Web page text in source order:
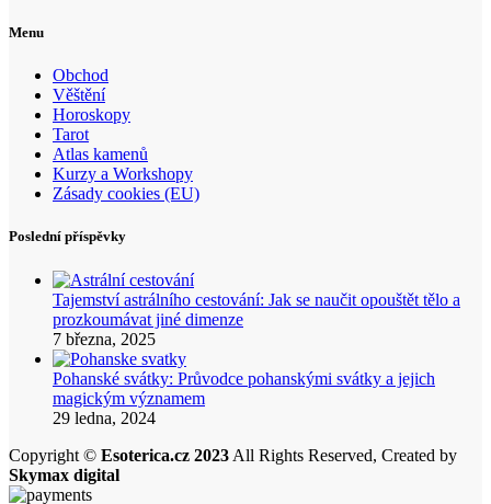
Menu
Obchod
Věštění
Horoskopy
Tarot
Atlas kamenů
Kurzy a Workshopy
Zásady cookies (EU)
Poslední příspěvky
Tajemství astrálního cestování: Jak se naučit opouštět tělo a
prozkoumávat jiné dimenze
7 března, 2025
Pohanské svátky: Průvodce pohanskými svátky a jejich
magickým významem
29 ledna, 2024
Copyright © Esoterica.cz 2023 All Rights Reserved, Created by
Skymax digital